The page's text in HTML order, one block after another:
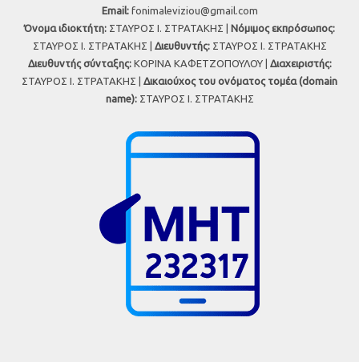
Εmail: fonimaleviziou@gmail.com
Όνομα ιδιοκτήτη: ΣΤΑΥΡΟΣ Ι. ΣΤΡΑΤΑΚΗΣ | Νόμιμος εκπρόσωπος:
ΣΤΑΥΡΟΣ Ι. ΣΤΡΑΤΑΚΗΣ | Διευθυντής:ΣΤΑΥΡΟΣ Ι. ΣΤΡΑΤΑΚΗΣ
Διευθυντής σύνταξης:ΚΟΡΙΝΑ ΚΑΦΕΤΖΟΠΟΥΛΟΥ | Διαχειριστής:
ΣΤΑΥΡΟΣ Ι. ΣΤΡΑΤΑΚΗΣ | Δικαιούχος του ονόματος τομέα (domain
name):ΣΤΑΥΡΟΣ Ι. ΣΤΡΑΤΑΚΗΣ